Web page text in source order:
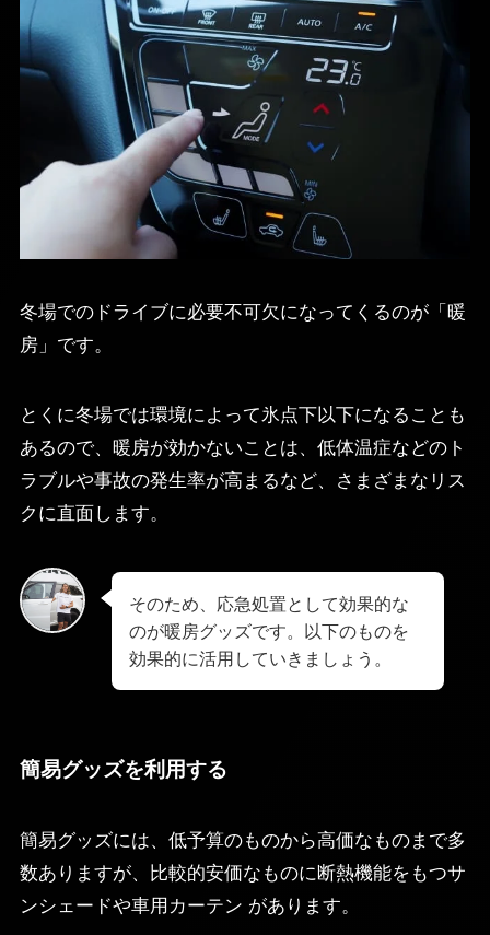
冬場でのドライブに必要不可欠になってくるのが「暖
房」です。
とくに冬場では環境によって氷点下以下になることも
あるので、暖房が効かないことは、低体温症などのト
ラブルや事故の発生率が高まるなど、さまざまなリス
クに直面します。
そのため、応急処置として効果的な
のが暖房グッズです。以下のものを
効果的に活用していきましょう。
簡易グッズを利用する
簡易グッズには、低予算のものから高価なものまで多
数ありますが、比較的安価なものに断熱機能をもつサ
ンシェードや車用カーテン があります。